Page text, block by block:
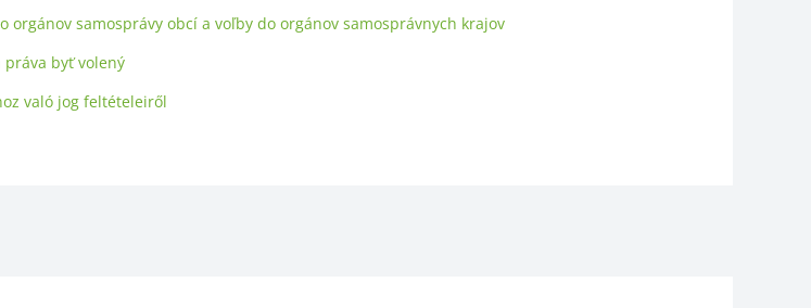
orgánov samosprávy obcí a voľby do orgánov samosprávnych krajov
byť volený
való jog feltételeiről